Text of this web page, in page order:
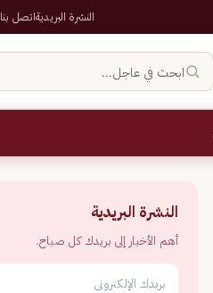
النشرة البريديةاتصل بنا
ابحث في عاجل…
النشرة البريدية
أهم الأخبار إلى بريدك كل صباح.